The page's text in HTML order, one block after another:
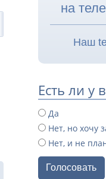
на
Наш
Есть ли у
Да
Нет, но хочу
Нет, и не
Голосовать